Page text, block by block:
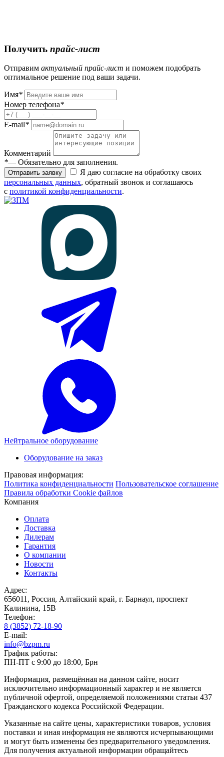
Получить прайс-лист
Отправим актуальный прайс-лист и поможем подобрать
оптимальное решение под ваши задачи.
Имя*
Номер телефона*
E-mail*
Комментарий
*— Обязательно для заполнения.
Отправить заявку
Я даю согласие на обработку своих
персональных данных, обратный звонок и соглашаюсь
с политикой конфиденциальности.
Нейтральное оборудование
Оборудование на заказ
Правовая информация:
Политика конфиденциальности Пользовательское соглашение
Правила обработки Cookie файлов
Компания
Оплата
Доставка
Дилерам
Гарантия
О компании
Новости
Контакты
Адрес:
656011, Россия, Алтайский край, г. Барнаул, проспект
Калинина, 15В
Телефон:
8 (3852) 72-18-90
E-mail:
info@bzpm.ru
График работы:
ПН-ПТ с 9:00 до 18:00, Брн
Информация, размещённая на данном сайте, носит
исключительно информационный характер и не является
публичной офертой, определяемой положениями статьи 437
Гражданского кодекса Российской Федерации.
Указанные на сайте цены, характеристики товаров, условия
поставки и иная информация не являются исчерпывающими
и могут быть изменены без предварительного уведомления.
Для получения актуальной информации обращайтесь